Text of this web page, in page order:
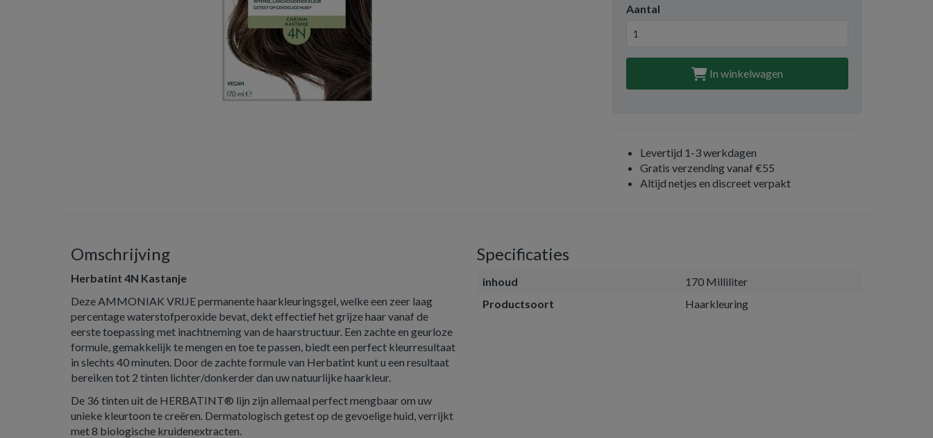
Aantal
In winkelwagen
Levertijd 1-3 werkdagen
Gratis verzending vanaf €55
Altijd netjes en discreet verpakt
Omschrijving
Herbatint 4N Kastanje
Deze AMMONIAK VRIJE permanente haarkleuringsgel, welke een zeer laag
percentage waterstofperoxide bevat, dekt effectief het grijze haar vanaf de
eerste toepassing met inachtneming van de haarstructuur. Een zachte en geurloze
formule, gemakkelijk te mengen en toe te passen, biedt een perfect kleurresultaat
in slechts 40 minuten. Door de zachte formule van Herbatint kunt u een resultaat
bereiken tot 2 tinten lichter/donkerder dan uw natuurlijke haarkleur.
De 36 tinten uit de HERBATINT® lijn zijn allemaal perfect mengbaar om uw
unieke kleurtoon te creëren. Dermatologisch getest op de gevoelige huid, verrijkt
met 8 biologische kruidenextracten.
Specificaties
inhoud
170 Milliliter
Productsoort
Haarkleuring